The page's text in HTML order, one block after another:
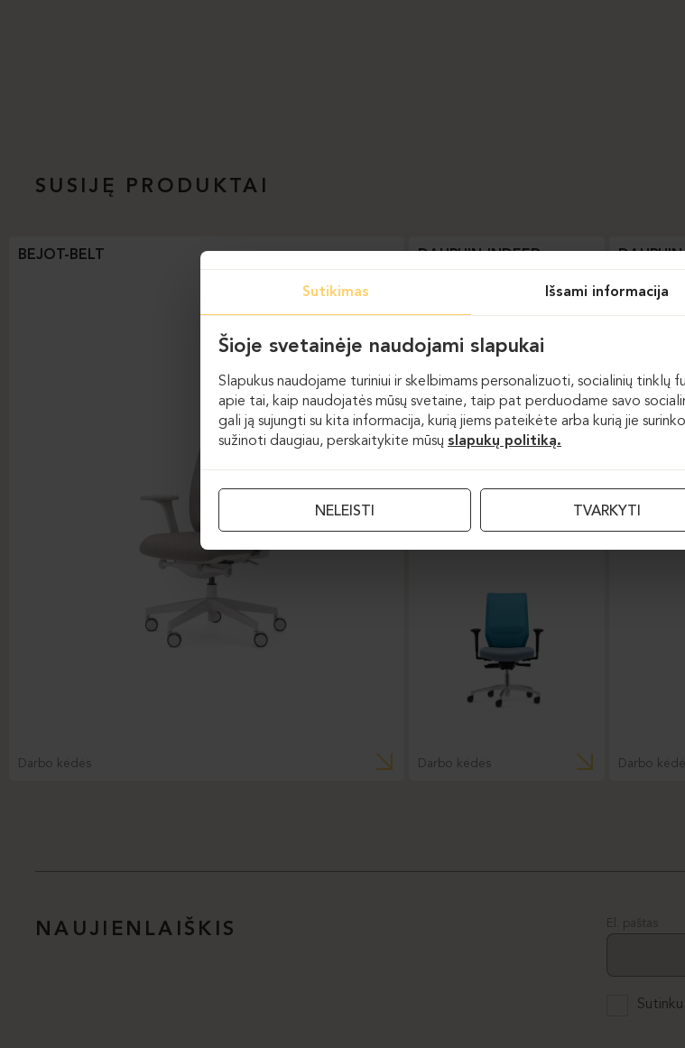
SUSIJĘ PRODUKTAI
BEJOT-BELT
Darbo kėdės
DAUPHIN-INDEED
Darbo kėdės
DAUPHIN-SHAPE MESH
Darbo kėdės Darbo
NAUJIENLAIŠKIS El. paštas
Sutikimas Išsami informacija
Šioje svetainėje naudojami slapukai
Slapukus naudojame turiniui ir skelbimams personalizuoti, socialinių tinklų
apie tai, kaip naudojatės mūsų svetaine, taip pat perduodame savo
gali ją sujungti su kita informacija, kurią jiems pateikėte arba kurią jie
sužinoti daugiau, perskaitykite mūsų slapukų politiką.
NELEISTI TVARKYTI